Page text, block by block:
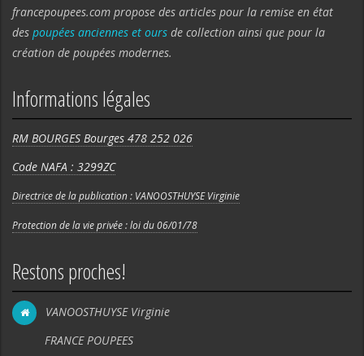
francepoupees.com propose des articles pour la remise en état
des poupées anciennes et ours de collection ainsi que pour la
création de poupées modernes.
Informations légales
RM BOURGES Bourges 478 252 026
Code NAFA : 3299ZC
Directrice de la publication : VANOOSTHUYSE Virginie
Protection de la vie privée : loi du 06/01/78
Restons proches!
VANOOSTHUYSE Virginie
FRANCE POUPEES